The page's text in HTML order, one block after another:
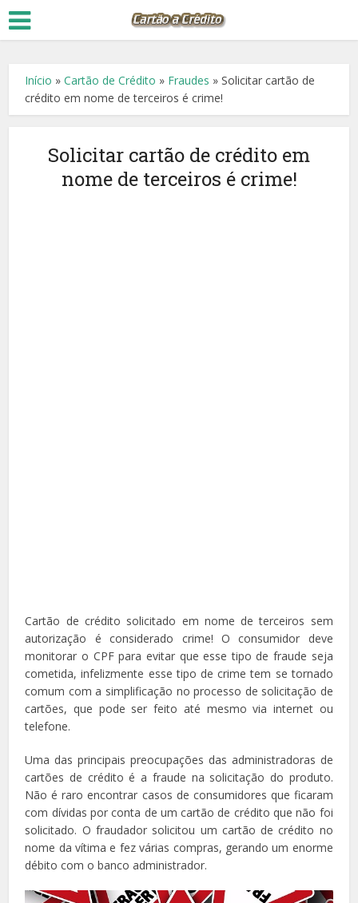
Início »Cartão de Crédito » Fraudes »Solicitar cartão de
crédito em nome de terceiros é crime!
Solicitar cartão de crédito em
nome de terceiros é crime!
Cartão de crédito solicitado em nome de terceiros sem
autorização é considerado crime! O consumidor deve
monitorar o CPF para evitar que esse tipo de fraude seja
cometida, infelizmente esse tipo de crime tem se tornado
comum com a simplificação no processo de solicitação de
cartões, que pode ser feito até mesmo via internet ou
telefone.
Uma das principais preocupações das administradoras de
cartões de crédito é a fraude na solicitação do produto.
Não é raro encontrar casos de consumidores que ficaram
com dívidas por conta de um cartão de crédito que não foi
solicitado. O fraudador solicitou um cartão de crédito no
nome da vítima e fez várias compras, gerando um enorme
débito com o banco administrador.